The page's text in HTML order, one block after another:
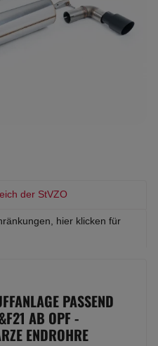
der StVZO
hier klicken für
PASSEND
AB OPF -
ENDROHRE